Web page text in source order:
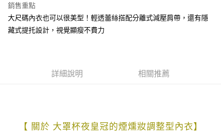
付款後7-11取貨
每筆NT$90，滿NT$1,300(含以上)免運費
海外專區｜ Overseas 查看運費
銷售重點
大尺碼內衣也可以很美型！輕透蕾絲搭配分離式減壓肩帶，還有隱
藏式提托設計，視覺顯瘦不費力
詳細說明 相關推薦
【 關於 大罩杯夜皇冠的煙燻妝調整型內衣】